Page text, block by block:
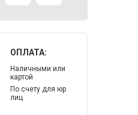
ОПЛАТА:
Наличными или
картой
По счету для юр
лиц